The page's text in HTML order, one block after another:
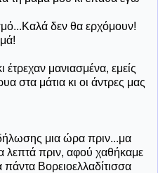
δεν θα ερχόμουν!
έτρεχαν μανιασμένα, εμείς
στα μάτια κι οι άντρες μας
μια ώρα πριν...μα
λεπτά πριν, αφού χαθήκαμε
Βορειοελλαδίτισσα